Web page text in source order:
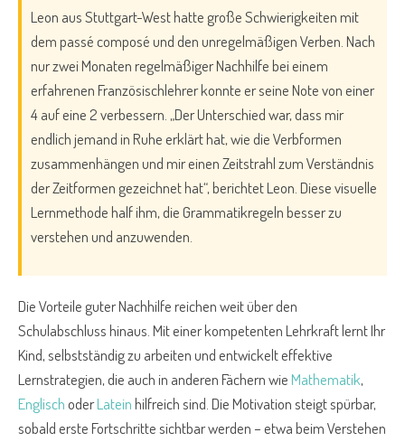
Leon aus Stuttgart-West hatte große Schwierigkeiten mit
dem passé composé und den unregelmäßigen Verben. Nach
nur zwei Monaten regelmäßiger Nachhilfe bei einem
erfahrenen Französischlehrer konnte er seine Note von einer
4 auf eine 2 verbessern. „Der Unterschied war, dass mir
endlich jemand in Ruhe erklärt hat, wie die Verbformen
zusammenhängen und mir einen Zeitstrahl zum Verständnis
der Zeitformen gezeichnet hat“, berichtet Leon. Diese visuelle
Lernmethode half ihm, die Grammatikregeln besser zu
verstehen und anzuwenden.
Die Vorteile guter Nachhilfe reichen weit über den
Schulabschluss hinaus. Mit einer kompetenten Lehrkraft lernt Ihr
Kind, selbstständig zu arbeiten und entwickelt effektive
Lernstrategien, die auch in anderen Fächern wieMathematik,
EnglischoderLateinhilfreich sind. Die Motivation steigt spürbar,
sobald erste Fortschritte sichtbar werden – etwa beim Verstehen